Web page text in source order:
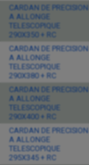
CARDAN DE PRECISION
A ALLONGE
TELESCOPIQUE
290X350 + RC
CARDAN DE PRECISION
A ALLONGE
TELESCOPIQUE
290X380 + RC
CARDAN DE PRECISION
A ALLONGE
TELESCOPIQUE
290X400 + RC
CARDAN DE PRECISION
A ALLONGE
TELESCOPIQUE
295X345 + RC